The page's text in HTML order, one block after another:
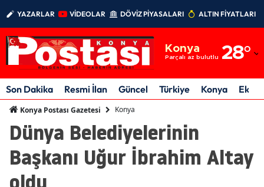
YAZARLAR VİDEOLAR DÖVİZ PİYASALARI ALTIN FİYATLARI
Konya
Parçalı az bulutlu 28°
Adıyaman
Afyonkarahisar
Amasya
Ankara
Son Dakika Resmi İlan Güncel Türkiye Konya
Konya Postası Gazetesi Konya
Dünya Belediyelerinin
Başkanı Uğur İbrahim Altay